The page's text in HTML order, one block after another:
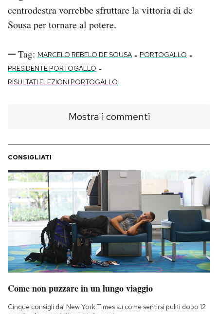
centrodestra vorrebbe sfruttare la vittoria di de
Sousa per tornare al potere.
Tag: MARCELO REBELO DE SOUSA - PORTOGALLO -
PRESIDENTE PORTOGALLO -
RISULTATI ELEZIONI PORTOGALLO
Mostra i commenti
CONSIGLIATI
Come non puzzare in un lungo viaggio
Cinque consigli dal New York Times su come sentirsi puliti dopo 12